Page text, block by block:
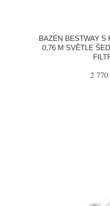
BAZÉN BESTWAY S
0,76 M SVĚTLE
2